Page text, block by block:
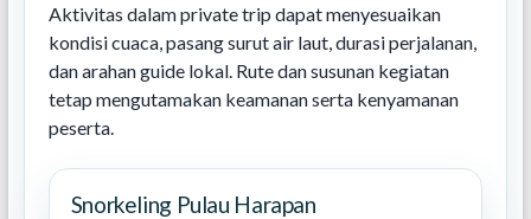
Aktivitas dalam private trip dapat menyesuaikan
kondisi cuaca, pasang surut air laut, durasi perjalanan,
dan arahan guide lokal. Rute dan susunan kegiatan
tetap mengutamakan keamanan serta kenyamanan
peserta.
Snorkeling Pulau Harapan